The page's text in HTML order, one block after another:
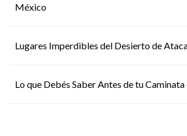
México
Lugares Imperdibles del Desierto de
Lo que Debés Saber Antes de tu Caminata